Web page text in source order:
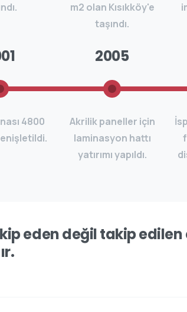
m2 olan Kısıkköy'e
taşındı.
4800
2005
Akrilik paneller için
laminasyon hattı
yatırımı yapıldı.
eden değil takip edilen